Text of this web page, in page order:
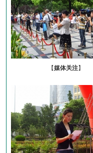
【媒体关注】